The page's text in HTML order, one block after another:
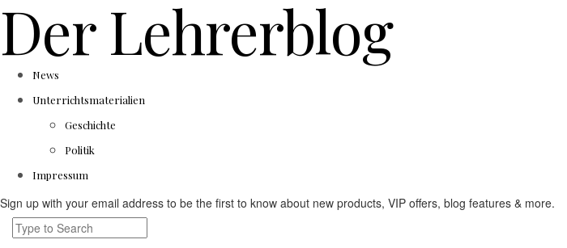
Der Lehrerblog
News
Unterrichtsmaterialien
Geschichte
Politik
Impressum
Sign up with your email address to be the first to know about new products, VIP offers, blog features & more.